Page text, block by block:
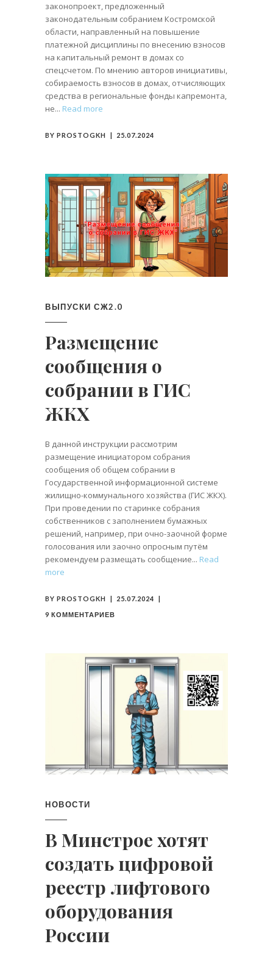
законопроект, предложенный
законодательным собранием Костромской
области, направленный на повышение
платежной дисциплины по внесению взносов
на капитальный ремонт в домах со
спецсчетом. По мнению авторов инициативы,
собираемость взносов в домах, отчисляющих
средства в региональные фонды капремонта,
не
Read more
BY PROSTOGKH 25.07.2024
ВЫПУСКИ СЖ2.0
Размещение
сообщения о
собрании в ГИС
ЖКХ
В данной инструкции рассмотрим
размещение инициатором собрания
сообщения об общем собрании в
Государственной информационной системе
жилищно-коммунального хозяйства (ГИС ЖКХ).
При проведении по старинке собрания
собственников с заполнением бумажных
решений, например, при очно-заочной форме
голосования или заочно опросным путём
рекомендуем размещать сообщение
Read
more
BY PROSTOGKH
25.07.2024
9 КОММЕНТАРИЕВ
НОВОСТИ
В Минстрое хотят
создать цифровой
реестр лифтового
оборудования
России